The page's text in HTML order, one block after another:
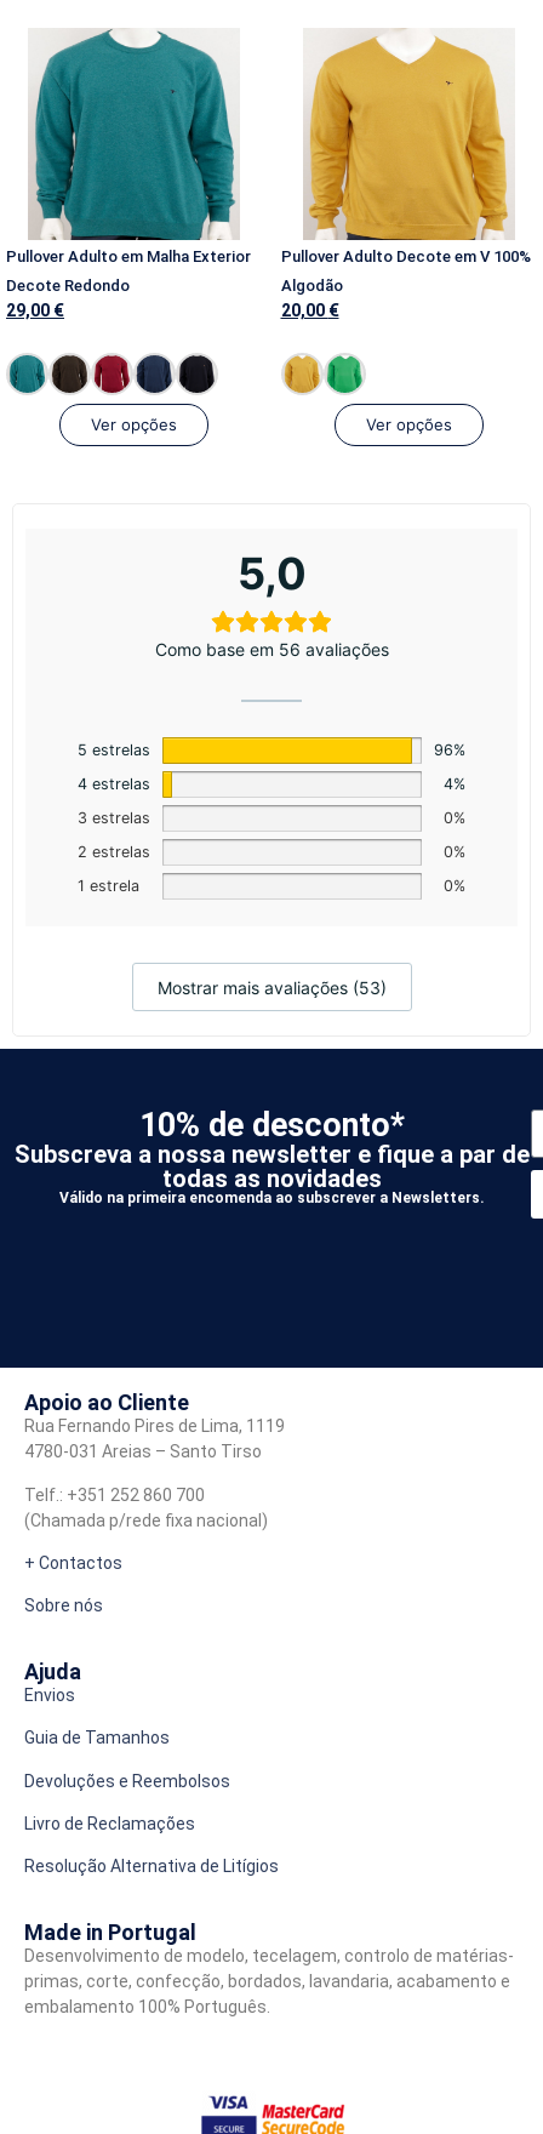
Pullover Adulto em Malha Exterior
Decote Redondo
29,00 €
Ver opções
Pullover Adulto Decote em V 100%
Algodão
20,00 €
Ver opções
5,0
Como base em 56 avaliações
5 estrelas
96%
4 estrelas
4%
3 estrelas
0%
2 estrelas
0%
1 estrela
0%
Mostrar mais avaliações (53)
10% de desconto*
Subscreva a nossa newsletter e fique a par de
todas as novidades
Válido na primeira encomenda ao subscrever a Newsletters.
Apoio ao Cliente
Rua Fernando Pires de Lima, 1119
4780-031 Areias – Santo Tirso
Telf.: +351 252 860 700
(Chamada p/rede fixa nacional)
+ Contactos
Sobre nós
Ajuda
Envios
Guia de Tamanhos
Devoluções e Reembolsos
Livro de Reclamações
Resolução Alternativa de Litígios
Made in Portugal
Desenvolvimento de modelo, tecelagem, controlo de matérias-
primas, corte, confecção, bordados, lavandaria, acabamento e
embalamento 100% Português.